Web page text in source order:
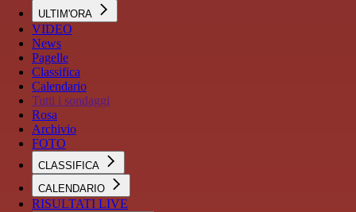
ULTIM'ORA
VIDEO
News
Pagelle
Classifica
Calendario
Tutti i sondaggi
Rosa
Archivio
FOTO
CLASSIFICA
CALENDARIO
RISULTATI LIVE